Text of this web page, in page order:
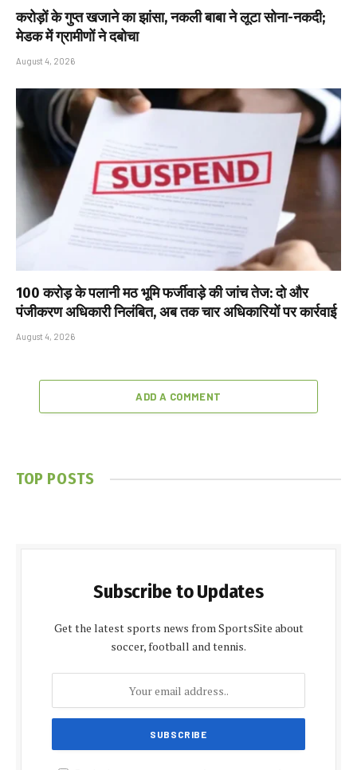
करोड़ों के गुप्त खजाने का झांसा, नकली बाबा ने लूटा सोना-नकदी;
मेडक में ग्रामीणों ने दबोचा
August 4, 2026
₹100 करोड़ के पलानी मठ भूमि फर्जीवाड़े की जांच तेज: दो और
पंजीकरण अधिकारी निलंबित, अब तक चार अधिकारियों पर कार्रवाई
August 4, 2026
ADD A COMMENT
TOP POSTS
Subscribe to Updates
Get the latest sports news from SportsSite about
soccer, football and tennis.